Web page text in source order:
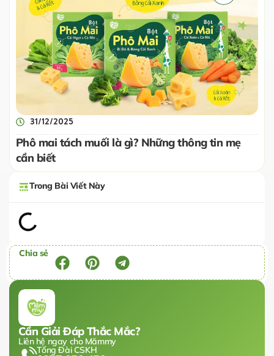
Trong Bài Viết Này
Chia sẻ
Cần Giải Đáp Thắc Mắc?
Liên hệ ngay cho Mămmy
Tổng Đài CSKH
31/12/2025
Phô mai tách muối là gì? Những thông tin mẹ
cần biết